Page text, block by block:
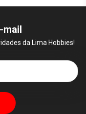
mail
da Lima Hobbies!